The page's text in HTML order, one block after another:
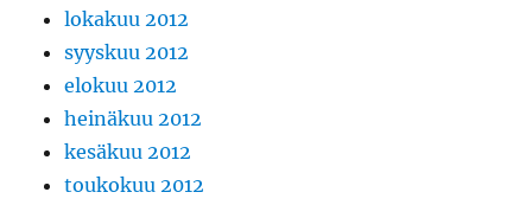
lokakuu 2012
syyskuu 2012
elokuu 2012
heinäkuu 2012
kesäkuu 2012
toukokuu 2012